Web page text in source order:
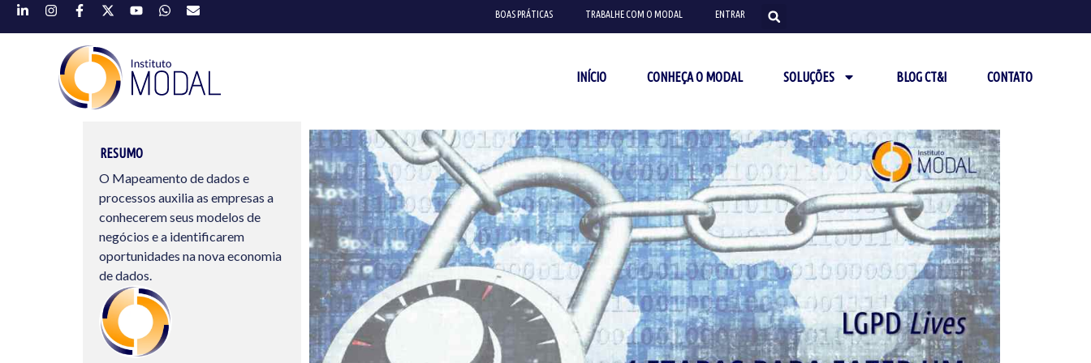
BOAS PRÁTICAS TRABALHE COM O MODAL ENTRAR
INÍCIO CONHEÇA O MODAL SOLUÇÕES BLOG CT&I CONTATO
RESUMO
O Mapeamento de dados e
processos auxilia as empresas a
conhecerem seus modelos de
negócios e a identificarem
oportunidades na nova economia
de dados.